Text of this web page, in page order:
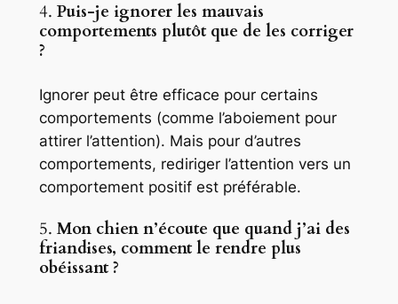
4. Puis-je ignorer les mauvais
comportements plutôt que de les corriger
?
Ignorer peut être efficace pour certains
comportements (comme l’aboiement pour
attirer l’attention). Mais pour d’autres
comportements, rediriger l’attention vers un
comportement positif est préférable.
5. Mon chien n’écoute que quand j’ai des
friandises, comment le rendre plus
obéissant ?